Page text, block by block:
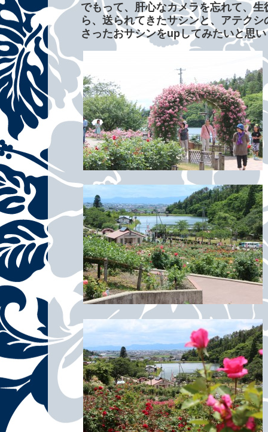
でもって、肝心なカメラを忘れて、
ら、送られてきたサシンと、アテク
さったおサシンをupしてみたいと思